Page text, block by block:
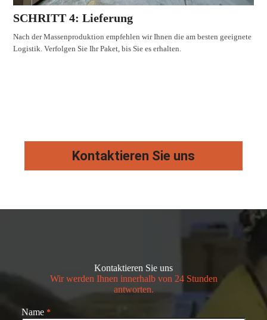
SCHRITT 4: Lieferung
Nach der Massenproduktion empfehlen wir Ihnen die am besten geeignete
Logistik. Verfolgen Sie Ihr Paket, bis Sie es erhalten.
Kontaktieren Sie uns
Kontaktieren Sie uns
Wir werden Ihnen innerhalb von 24 Stunden
antworten.
Name *